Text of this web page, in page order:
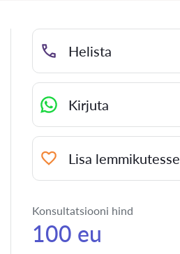
Helista
Kirjuta
Lisa lemmikutesse
Konsultatsiooni hind
100 eu